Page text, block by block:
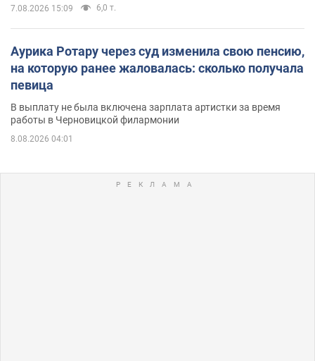
7.08.2026 15:09 6,0 т.
Аурика Ротару через суд изменила свою пенсию,
на которую ранее жаловалась: сколько получала
певица
В выплату не была включена зарплата артистки за время
работы в Черновицкой филармонии
8.08.2026 04:01